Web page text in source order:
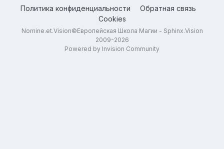
Политика конфиденциальности
Обратная связь
Cookies
Nomine.et.Vision©Европейская Школа Магии - Sphinx.Vision
2009-2026
Powered by Invision Community